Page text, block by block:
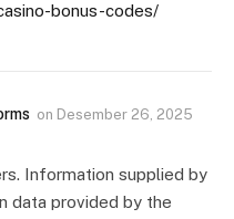
bonus-codes/
on Desember 26, 2025
Information supplied by
data provided by the